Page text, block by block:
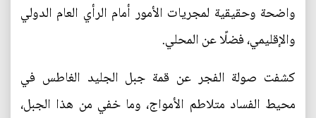
واضحة وحقيقية لمجريات الأمور أمام الرأي العام الدولي
والإقليمي، فضلًا عن المحلي.
كشفت صولة الفجر عن قمة جبل الجليد الغاطس في
محيط الفساد متلاطم الأمواج، وما خفي من هذا الجبل،